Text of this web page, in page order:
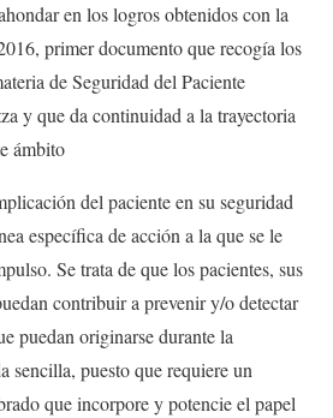
en los logros obtenidos con la
primer documento que recogía los
de Seguridad del Paciente
y que da continuidad a la trayectoria
ámbito
del paciente en su seguridad
específica de acción a la que se le
Se trata de que los pacientes, sus
contribuir a prevenir y/o detectar
puedan originarse durante la
sencilla, puesto que requiere un
que incorpore y potencie el papel